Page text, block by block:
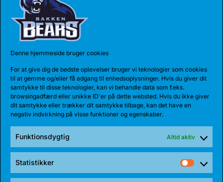
Denne hjemmeside bruger cookies
For at give dig de bedste oplevelser bruger vi teknologier som cookies
til at gemme og/eller få adgang til enhedsoplysninger. Hvis du giver dit
samtykke til disse teknologier, kan vi behandle data som f.eks.
browsingadfærd eller unikke ID'er på dette websted. Hvis du ikke giver
dit samtykke eller trækker dit samtykke tilbage, kan det have en
negativ indvirkning på visse funktioner og egenskaber.
Funktionsdygtig Altid aktiv
Statistikker
Scoringspausen stoppede først da Marvelle
Harris trak en usportslig fejl på Richard
Solomon og derefter ramte et straffekast,
efterfulgt af en tre’er fra Michel Diouf. Kort
efter fik Harris tilkæmpet sig endnu to
straffekast og så var Bahcesehirs føring
encifret, 69-60, med seks minutter igen.
Minuttet senere ramte Michel Diouf endnu en
tre-pointer til 69-63 og Bahcesehir tog
timeout. Bakken havde to gode chancer for at